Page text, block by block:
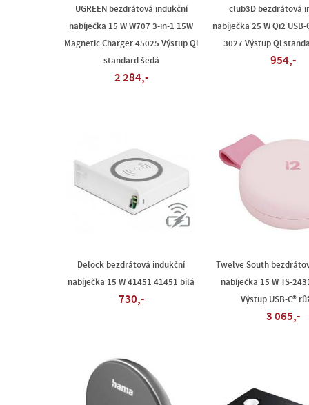
UGREEN bezdrátová indukční
nabíječka 15 W W707 3-in-1 15W
Magnetic Charger 45025 Výstup Qi
standard šedá
2 284,-
club3D bezdrátová
nabíječka 25 W Qi2 USB-
3027 Výstup Qi
954,-
Delock bezdrátová indukční
nabíječka 15 W 41451 41451 bílá
730,-
Twelve South
nabíječka 15 W TS-
Výstup USB-C®
3 065,-